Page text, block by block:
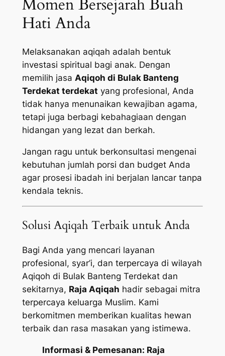
Momen Bersejarah Buah
Hati Anda
Melaksanakan aqiqah adalah bentuk
investasi spiritual bagi anak. Dengan
memilih jasa Aqiqoh di Bulak Banteng
Terdekat terdekat yang profesional, Anda
tidak hanya menunaikan kewajiban agama,
tetapi juga berbagi kebahagiaan dengan
hidangan yang lezat dan berkah.
Jangan ragu untuk berkonsultasi mengenai
kebutuhan jumlah porsi dan budget Anda
agar prosesi ibadah ini berjalan lancar tanpa
kendala teknis.
Solusi Aqiqah Terbaik untuk Anda
Bagi Anda yang mencari layanan
profesional, syar’i, dan terpercaya di wilayah
Aqiqoh di Bulak Banteng Terdekat dan
sekitarnya, Raja Aqiqah hadir sebagai mitra
terpercaya keluarga Muslim. Kami
berkomitmen memberikan kualitas hewan
terbaik dan rasa masakan yang istimewa.
Informasi & Pemesanan: Raja